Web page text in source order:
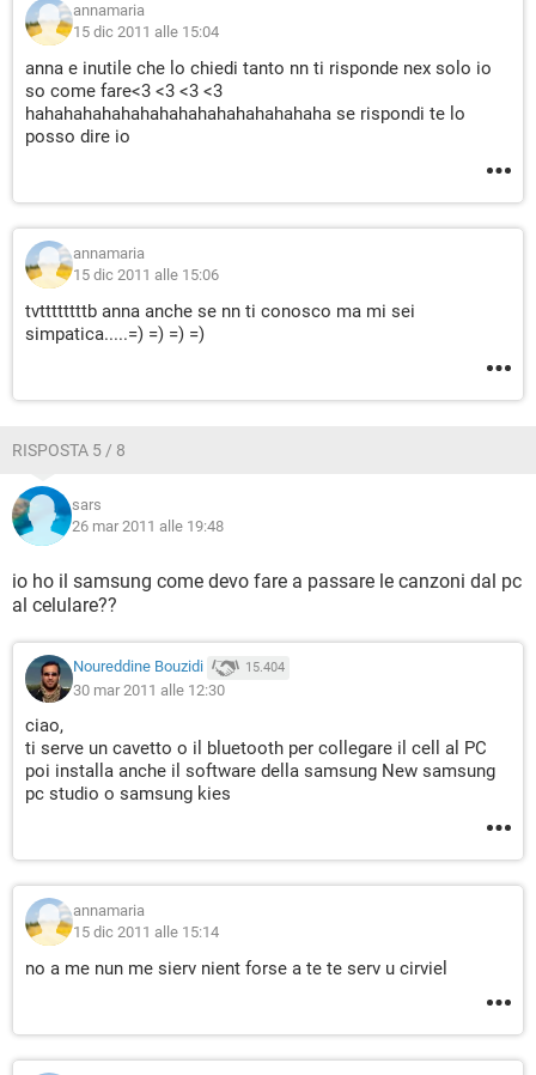
annamaria
15 dic 2011 alle 15:04
anna e inutile che lo chiedi tanto nn ti risponde nex solo io
so come fare<3 <3 <3 <3
hahahahahahahahahahahahahahahaha se rispondi te lo
posso dire io
annamaria
15 dic 2011 alle 15:06
tvttttttttb anna anche se nn ti conosco ma mi sei
simpatica.....=) =) =) =)
RISPOSTA 5 / 8
sars
26 mar 2011 alle 19:48
io ho il samsung come devo fare a passare le canzoni dal pc
al celulare??
Noureddine Bouzidi 15.404
30 mar 2011 alle 12:30
ciao,
ti serve un cavetto o il bluetooth per collegare il cell al PC
poi installa anche il software della samsung New samsung
pc studio o samsung kies
annamaria
15 dic 2011 alle 15:14
no a me nun me sierv nient forse a te te serv u cirviel